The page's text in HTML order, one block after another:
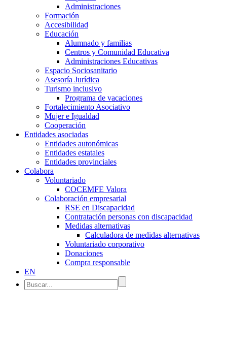
Administraciones
Formación
Accesibilidad
Educación
Alumnado y familias
Centros y Comunidad Educativa
Administraciones Educativas
Espacio Sociosanitario
Asesoría Jurídica
Turismo inclusivo
Programa de vacaciones
Fortalecimiento Asociativo
Mujer e Igualdad
Cooperación
Entidades asociadas
Entidades autonómicas
Entidades estatales
Entidades provinciales
Colabora
Voluntariado
COCEMFE Valora
Colaboración empresarial
RSE en Discapacidad
Contratación personas con discapacidad
Medidas alternativas
Calculadora de medidas alternativas
Voluntariado corporativo
Donaciones
Compra responsable
EN